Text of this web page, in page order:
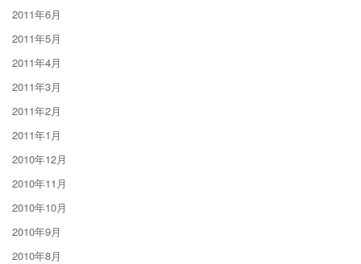
2011年6月
2011年5月
2011年4月
2011年3月
2011年2月
2011年1月
2010年12月
2010年11月
2010年10月
2010年9月
2010年8月